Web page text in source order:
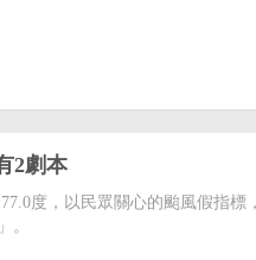
2劇本
度，以民眾關心的颱風假指標
。